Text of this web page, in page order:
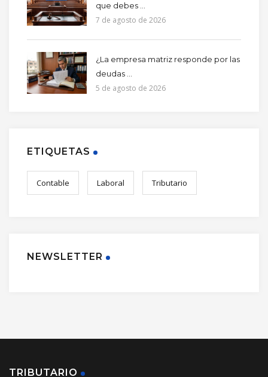
que debes ...
7 de agosto de 2026
¿La empresa matriz responde por las
deudas ...
5 de agosto de 2026
ETIQUETAS
Contable Laboral Tributario
NEWSLETTER
TRIBUTARIO